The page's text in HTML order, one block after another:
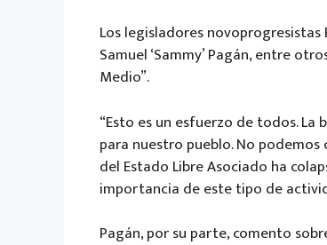
Los legisladores novoprogresistas
Samuel ‘Sammy’ Pagán, entre
Medio”.
“Esto es un esfuerzo de todos.
para nuestro pueblo. No
del Estado Libre Asociado ha
importancia de este tipo de
Pagán, por su parte, comento